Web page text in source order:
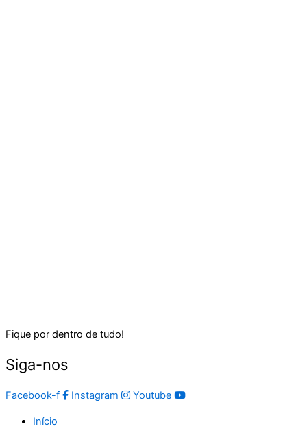
Fique por dentro de tudo!
Siga-nos
Facebook-f Instagram Youtube
Início